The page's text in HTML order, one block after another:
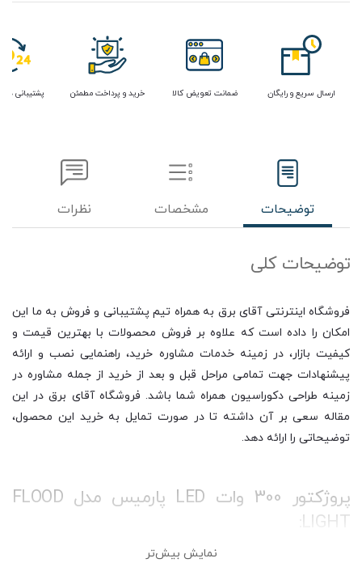
ارسال سریع و رایگان ضمانت تعویض کالا خرید و پرداخت مطمئن پشتیبانی
توضیحات مشخصات نظرات
توضیحات کلی
فروشگاه اینترنتی آقای برق به همراه تیم پشتیبانی و فروش به ما این
امکان را داده است که علاوه بر فروش محصولات با بهترین قیمت و
کیفیت بازار، در زمینه خدمات مشاوره خرید، راهنمایی نصب و ارائه
پیشنهادات جهت تمامی مراحل قبل و بعد از خرید از جمله مشاوره در
زمینه طراحی دکوراسیون همراه شما باشد. فروشگاه آقای برق در این
مقاله سعی بر آن داشته تا در صورت تمایل به خرید این محصول،
توضیحاتی را ارائه دهد.
پروژکتور 300 وات LED پارمیس مدل FLOOD
LIGHT:
نمایش بیش‌تر